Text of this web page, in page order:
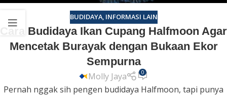
BUDIDAYA, INFORMASI LAIN
Cara Budidaya Ikan Cupang Halfmoon Agar
Mencetak Burayak dengan Bukaan Ekor
Sempurna
Molly Jaya 0
Pernah nggak sih pengen budidaya Halfmoon, tapi punya